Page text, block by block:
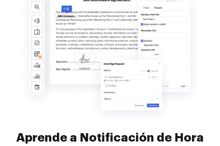
Aprende a Notificación de Hora